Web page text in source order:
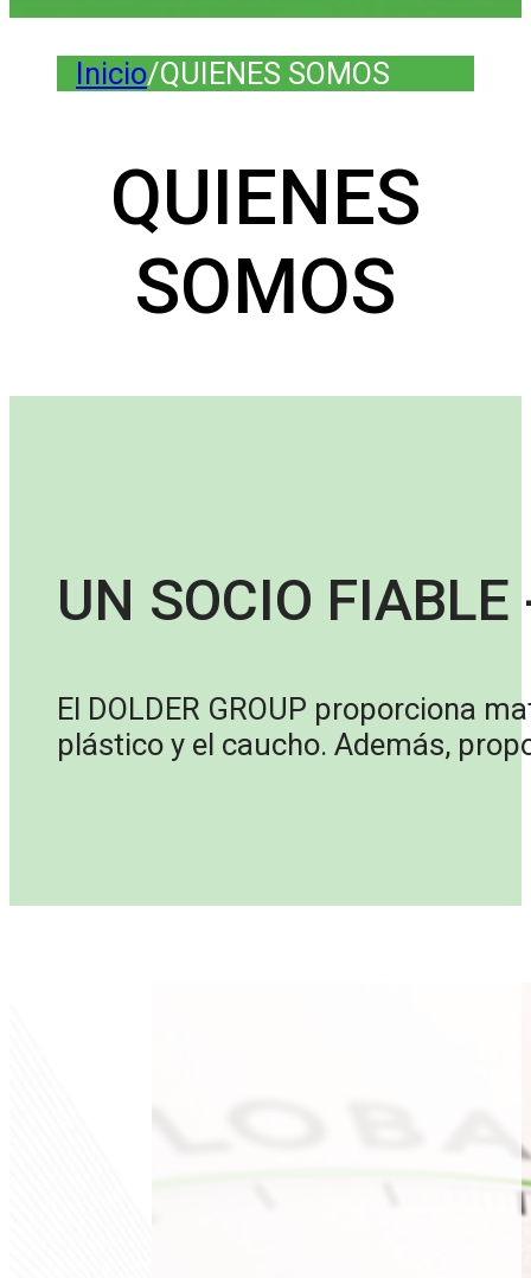
Inicio/QUIENES SOMOS
QUIENES
SOMOS
UN SOCIO
El DOLDER GROUP proporciona
plástico y el caucho. Además,